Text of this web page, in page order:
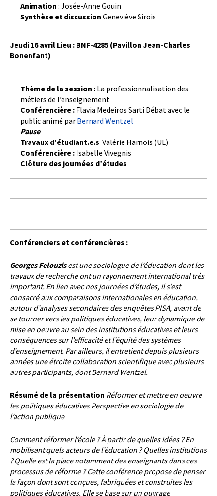
Animation : Josée-Anne Gouin
Synthèse et discussion Geneviève Sirois
Jeudi 16 avril Lieu : BNF-4285 (Pavillon Jean-Charles
Bonenfant)
Thème de la session :La professionnalisation des
métiers de l’enseignement
Conférencière :Flavia Medeiros Sarti Débat avec le
public animé par Bernard Wentzel
Pause
Travaux d’étudiant.e.s Valérie Harnois (UL)
Conférencière :Isabelle Vivegnis
Clôture des journées d’études
Conférenciers et conférencières :
Georges Felouzis est une sociologue de l’éducation dont les
travaux de recherche ont un rayonnement international très
important. En lien avec nos journées d’études, il s’est
consacré aux comparaisons internationales en éducation,
autour d’analyses secondaires des enquêtes PISA, avant de
se tourner vers les politiques éducatives, leur dynamique de
mise en oeuvre au sein des institutions éducatives et leurs
conséquences sur l’efficacité et l’équité des systèmes
d’enseignement. Par ailleurs, il entretient depuis plusieurs
années une étroite collaboration scientifique avec plusieurs
autres participants, dont Bernard Wentzel.
Résumé de la présentation Réformer et mettre en oeuvre
les politiques éducatives Perspective en sociologie de
l’action publique
Comment réformer l’école ? À partir de quelles idées ? En
mobilisant quels acteurs de l’éducation ? Quelles institutions
? Quelle est la place notamment des enseignants dans ces
processus de réforme ? Cette conférence propose de penser
la façon dont sont conçues, fabriquées et construites les
politiques éducatives. Elle se base sur un ouvrage